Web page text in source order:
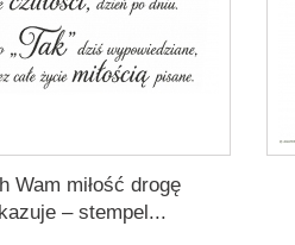
Wam miłość drogę
– stempel...